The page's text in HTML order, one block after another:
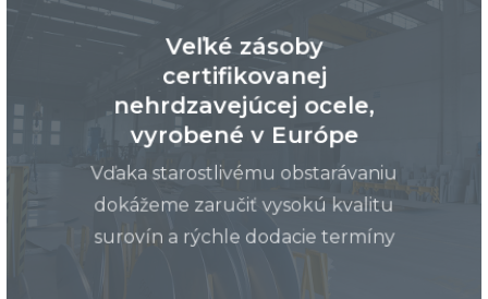
Veľké zásoby
certifikovanej
nehrdzavejúcej ocele,
vyrobené v Európe
Vďaka starostlivému obstarávaniu
dokážeme zaručiť vysokú kvalitu
surovín a rýchle dodacie termíny